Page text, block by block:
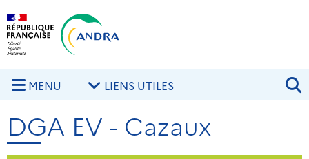
Aller au contenu principal
MENU LIENS UTILES
DGA EV - Cazaux